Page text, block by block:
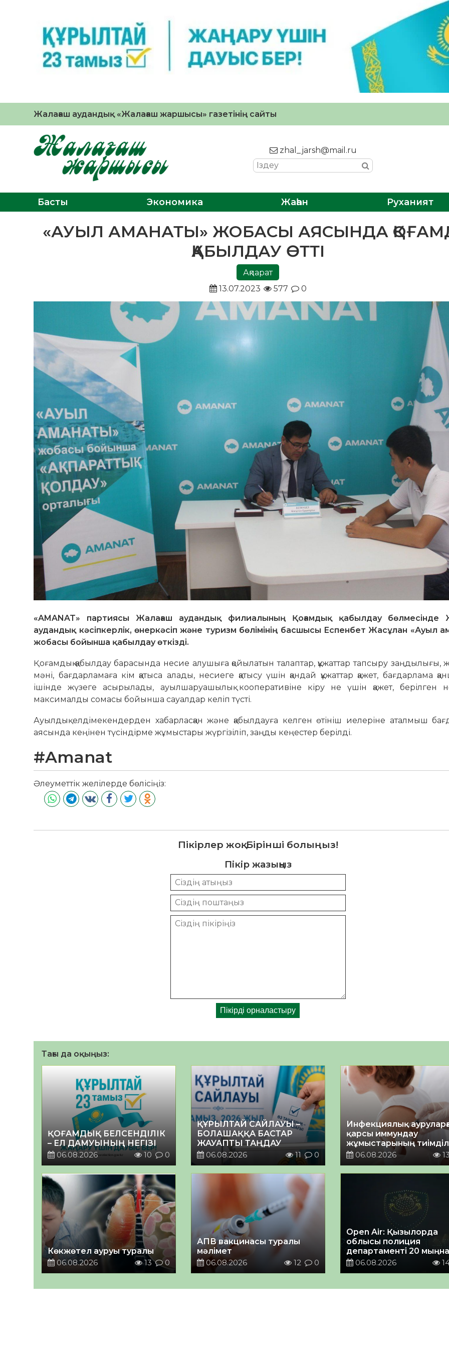
Жалағаш аудандық «Жалағаш жаршысы» газетінің сайты
zhal_jarsh@mail.ru
Басты Экономика Жаһан Руханият
«АУЫЛ АМАНАТЫ» ЖОБАСЫ АЯСЫНДА
ҚАБЫЛДАУ ӨТТІ
Ақпарат
13.07.2023
577 0
«AMANAT» партиясы Жалағаш аудандық филиалының Қоғамдық қабылдау бөлмесінде
аудандық кәсіпкерлік, өнеркәсіп және туризм бөлімінің басшысы Еспенбет Жасұлан «Ауыл
жобасы бойынша қабылдау өткізді.
Қоғамдық қабылдау барасында несие алушыға қойылатын талаптар, құжаттар тапсыру заңдылығы,
мәні, бағдарламаға кім қатыса алады, несиеге қатысу үшін қандай құжаттар қажет, бағдарлама
ішінде жүзеге асырылады, ауылшаруашылық кооперативіне кіру не үшін қажет, берілген
максималды сомасы бойынша сауалдар келіп түсті.
Ауылдық елдімекендерден хабарласқан және қабылдауға келген өтініш иелеріне аталмыш
аясында кеңінен түсіндірме жұмыстары жүргізіліп, заңды кеңестер берілді.
#Amanat
Әлеуметтік желілерде бөлісіңіз:
Пікірлер жоқ. Бірінші болыңыз!
Пікір жазыңыз
Тағы да оқыңыз:
ҚОҒАМДЫҚ БЕЛСЕНДІЛІК
– ЕЛ ДАМУЫНЫҢ НЕГІЗІ
06.08.2026
10 0
ҚҰРЫЛТАЙ САЙЛАУЫ –
БОЛАШАҚҚА БАСТАР
ЖАУАПТЫ ТАҢДАУ
06.08.2026
11 0
Инфекциялық
қарсы иммундау
жұмыстарының
06.08.2026
13
Көкжөтел ауруы туралы
06.08.2026
13 0
АПВ вакцинасы туралы
мәлімет
06.08.2026
12 0
Open Air: Қызылорда
облысы полиция
департаменті 20
астам көрерменнің
06.08.2026